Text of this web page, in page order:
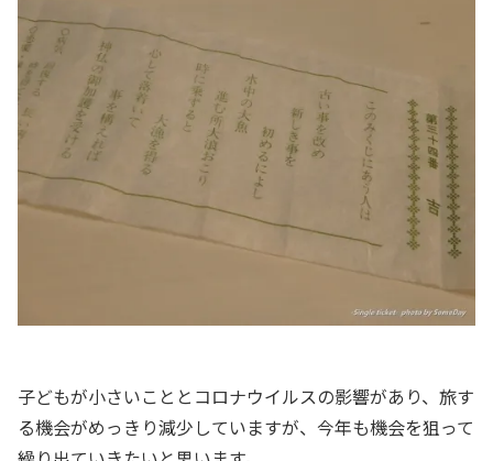
子どもが小さいこととコロナウイルスの影響があり、旅す
る機会がめっきり減少していますが、今年も機会を狙って